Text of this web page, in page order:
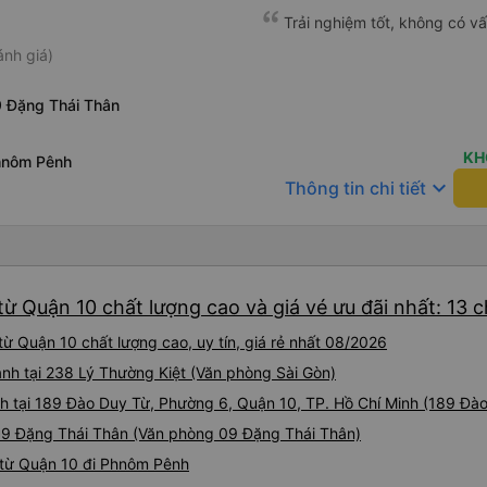
ty xe buýt này ở biên giới
rằng nó là 50 đô la và cười
khi qua biên giới) trong
Khá khó chịu đối với người
chúng tôi đồ ăn nhẹ và
giá)
Đặng Thái Thân
Pênh
Trải nghiệm tốt, không có
Thông tin chi tiết keyboard_arrow_down
Quận 10 chất lượng cao và giá vé ưu đãi nhất: 13
Quận 10 chất lượng cao, uy tín, giá rẻ nhất 08/2026
tại 238 Lý Thường Kiệt (Văn phòng Sài Gòn)
tại 189 Đào Duy Từ, Phường 6, Quận 10, TP. Hồ Chí Minh (189
Đặng Thái Thân (Văn phòng 09 Đặng Thái Thân)
Quận 10 đi Phnôm Pênh